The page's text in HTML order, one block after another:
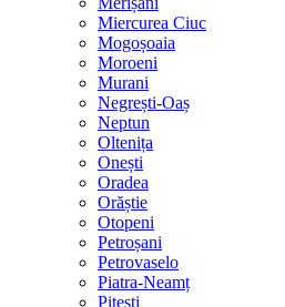
Miercurea Ciuc
Mogoșoaia
Moroeni
Murani
Negrești-Oaș
Neptun
Oltenița
Onești
Oradea
Orăștie
Otopeni
Petroșani
Petrovaselo
Piatra-Neamț
Pitești